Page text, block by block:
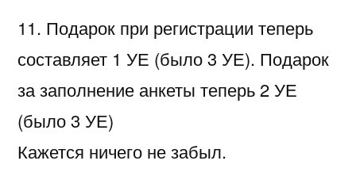
11. Подарок при регистрации теперь
составляет 1 УЕ (было 3 УЕ). Подарок
за заполнение анкеты теперь 2 УЕ
(было 3 УЕ)
Кажется ничего не забыл.